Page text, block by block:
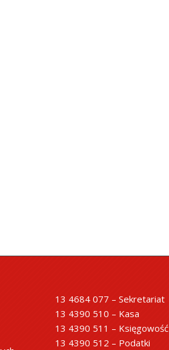
13 4684 077 – Sekretariat
13 4390 510 – Kasa
13 4390 511 – Księgowość
13 4390 512 – Podatki